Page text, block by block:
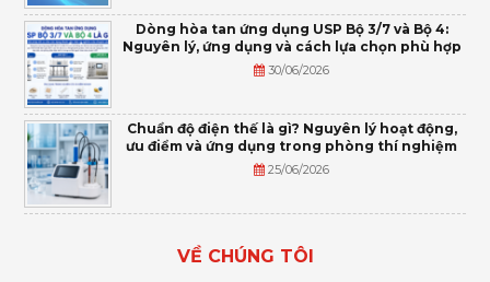
Dòng hòa tan ứng dụng USP Bộ 3/7 và Bộ 4:
Nguyên lý, ứng dụng và cách lựa chọn phù hợp
30/06/2026
Chuẩn độ điện thế là gì? Nguyên lý hoạt động,
ưu điểm và ứng dụng trong phòng thí nghiệm
25/06/2026
VỀ CHÚNG TÔI